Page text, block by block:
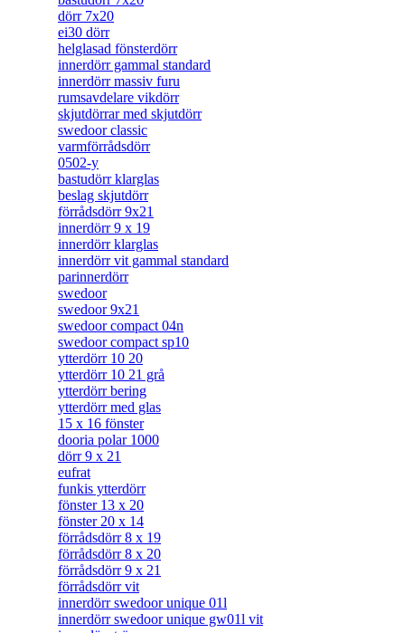
dörr 7x20
ei30 dörr
helglasad fönsterdörr
innerdörr gammal standard
innerdörr massiv furu
rumsavdelare vikdörr
skjutdörrar med skjutdörr
swedoor classic
varmförrådsdörr
0502-y
bastudörr klarglas
beslag skjutdörr
förrådsdörr 9x21
innerdörr 9 x 19
innerdörr klarglas
innerdörr vit gammal standard
parinnerdörr
swedoor
swedoor 9x21
swedoor compact 04n
swedoor compact sp10
ytterdörr 10 20
ytterdörr 10 21 grå
ytterdörr bering
ytterdörr med glas
15 x 16 fönster
dooria polar 1000
dörr 9 x 21
eufrat
funkis ytterdörr
fönster 13 x 20
fönster 20 x 14
förrådsdörr 8 x 19
förrådsdörr 8 x 20
förrådsdörr 9 x 21
förrådsdörr vit
innerdörr swedoor unique 01l
innerdörr swedoor unique gw01l vit